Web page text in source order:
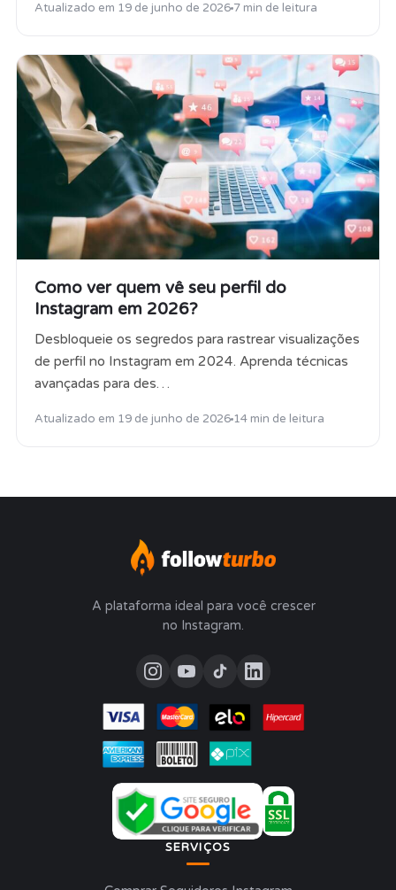
Atualizado em 19 de junho de 2026 7 min de leitura
Como ver quem vê seu perfil do
Instagram em 2026?
Desbloqueie os segredos para rastrear visualizações
de perfil no Instagram em 2024. Aprenda técnicas
avançadas para des…
Atualizado em 19 de junho de 2026 14 min de leitura
A plataforma ideal para você crescer
no Instagram.
SERVIÇOS